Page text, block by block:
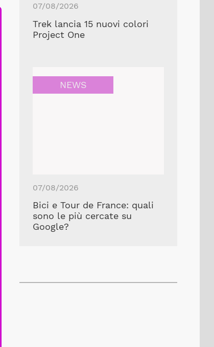
07/08/2026
Trek lancia 15 nuovi colori
Project One
NEWS
07/08/2026
Bici e Tour de France: quali
sono le più cercate su
Google?